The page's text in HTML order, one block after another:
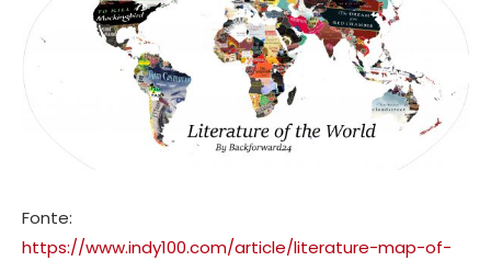
Fonte:
https://www.indy100.com/article/literature-map-of-